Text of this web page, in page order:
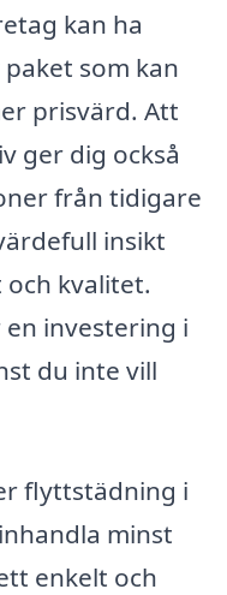
kan ha
som kan
prisvärd. Att
ger dig också
från tidigare
insikt
kvalitet.
investering i
du inte vill
flyttstädning i
minst
enkelt och